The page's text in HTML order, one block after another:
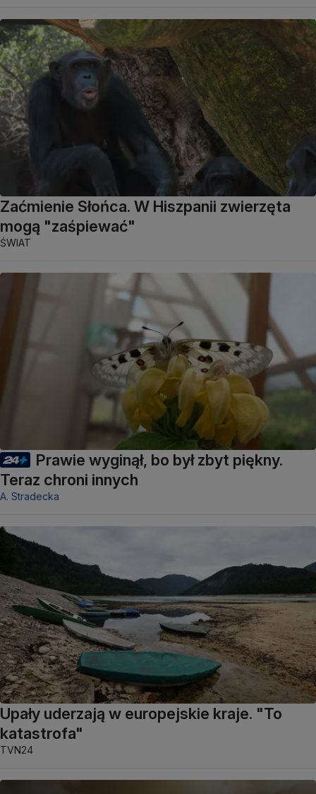
Zaćmienie Słońca. W Hiszpanii zwierzęta
mogą "zaśpiewać"
ŚWIAT
Prawie wyginął, bo był zbyt piękny.
Teraz chroni innych
A. Stradecka
Upały uderzają w europejskie kraje. "To
katastrofa"
TVN24